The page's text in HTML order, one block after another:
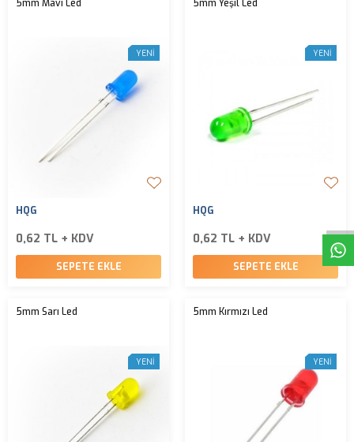
W
h
t
s
a
p
p
D
e
s
e
H
a
t
t
5mm Mavi Led
YENI
HQG
0,62 TL + KDV
SEPETE EKLE
5mm Yeşil Led
YENI
HQG
0,62 TL + KDV
SEPETE EKLE
5mm Sarı Led
YENI
5mm Kırmızı Led
YENI